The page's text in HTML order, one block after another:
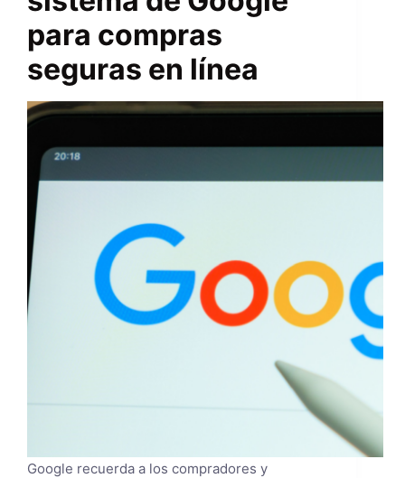
para compras
seguras en línea
Google recuerda a los compradores y